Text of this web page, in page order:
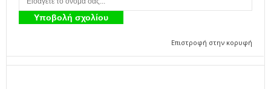
Επιστροφή στην κορυφή